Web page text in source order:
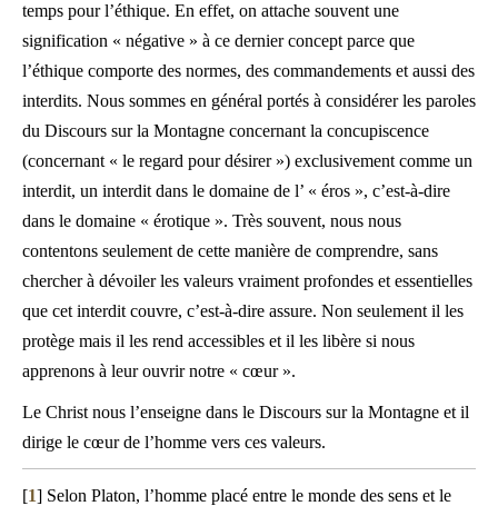
temps pour l’éthique. En effet, on attache souvent une
signification « négative » à ce dernier concept parce que
l’éthique comporte des normes, des commandements et aussi des
interdits. Nous sommes en général portés à considérer les paroles
du Discours sur la Montagne concernant la concupiscence
(concernant « le regard pour désirer ») exclusivement comme un
interdit, un interdit dans le domaine de l’ « éros », c’est-à-dire
dans le domaine « érotique ». Très souvent, nous nous
contentons seulement de cette manière de comprendre, sans
chercher à dévoiler les valeurs vraiment profondes et essentielles
que cet interdit couvre, c’est-à-dire assure. Non seulement il les
protège mais il les rend accessibles et il les libère si nous
apprenons à leur ouvrir notre « cœur ».
Le Christ nous l’enseigne dans le Discours sur la Montagne et il
dirige le cœur de l’homme vers ces valeurs.
[1] Selon Platon, l’homme placé entre le monde des sens et le